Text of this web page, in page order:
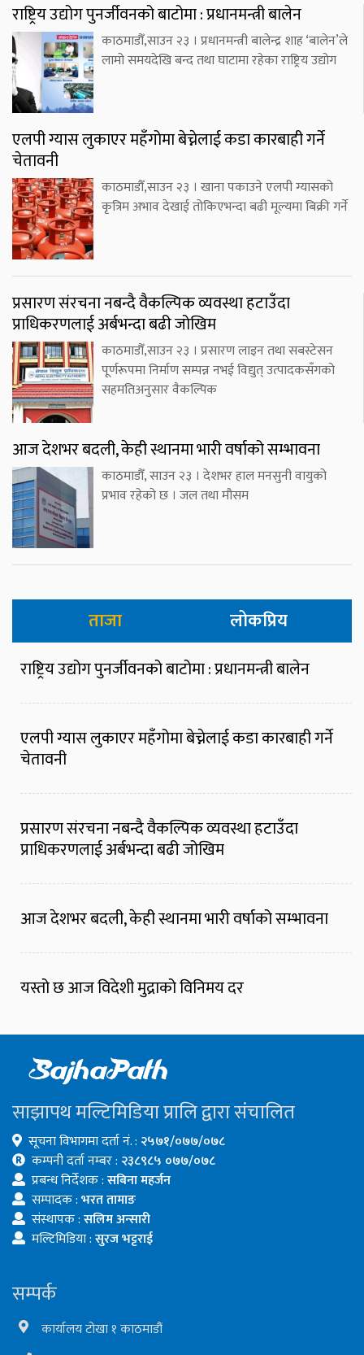
राष्ट्रिय उद्योग पुनर्जीवनको बाटोमा : प्रधानमन्त्री बालेन
काठमाडौँ,साउन २३ । प्रधानमन्त्री बालेन्द्र शाह ‘बालेन’ले
लामो समयदेखि बन्द तथा घाटामा रहेका राष्ट्रिय उद्योग
एलपी ग्यास लुकाएर महँगोमा बेच्नेलाई कडा कारबाही गर्ने
चेतावनी
काठमाडौँ,साउन २३ । खाना पकाउने एलपी ग्यासको
कृत्रिम अभाव देखाई तोकिएभन्दा बढी मूल्यमा बिक्री गर्ने
प्रसारण संरचना नबन्दै वैकल्पिक व्यवस्था हटाउँदा
प्राधिकरणलाई अर्बभन्दा बढी जोखिम
काठमाडौँ,साउन २३ । प्रसारण लाइन तथा सबस्टेसन
पूर्णरूपमा निर्माण सम्पन्न नभई विद्युत् उत्पादकसँगको
सहमतिअनुसार वैकल्पिक
आज देशभर बदली, केही स्थानमा भारी वर्षाको सम्भावना
काठमाडौँ, साउन २३ । देशभर हाल मनसुनी वायुको
प्रभाव रहेको छ । जल तथा मौसम
ताजा लोकप्रिय
राष्ट्रिय उद्योग पुनर्जीवनको बाटोमा : प्रधानमन्त्री बालेन
एलपी ग्यास लुकाएर महँगोमा बेच्नेलाई कडा कारबाही गर्ने
चेतावनी
प्रसारण संरचना नबन्दै वैकल्पिक व्यवस्था हटाउँदा
प्राधिकरणलाई अर्बभन्दा बढी जोखिम
आज देशभर बदली, केही स्थानमा भारी वर्षाको सम्भावना
यस्तो छ आज विदेशी मुद्राको विनिमय दर
साझापथ मल्टिमिडिया प्रालि द्वारा संचालित
सूचना विभागमा दर्ता नं. : २५७१/०७७/०७८
कम्पनी दर्ता नम्बर : २३८९८५ ०७७/०७८
प्रबन्ध निर्देशक :सबिना महर्जन
सम्पादक :भरत तामाङ
संस्थापक :सलिम अन्सारी
मल्टिमिडिया :सुरज भट्टराई
सम्पर्क
कार्यालय टोखा १ काठमाडौं